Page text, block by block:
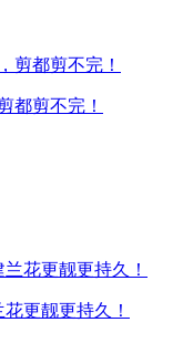
都剪不完！
更靓更持久！